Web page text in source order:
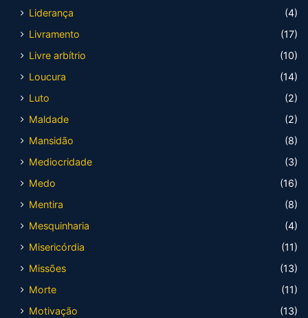
Liderança
(4)
Livramento
(17)
Livre arbítrio
(10)
Loucura
(14)
Luto
(2)
Maldade
(2)
Mansidão
(8)
Mediocridade
(3)
Medo
(16)
Mentira
(8)
Mesquinharia
(4)
Misericórdia
(11)
Missões
(13)
Morte
(11)
Motivação
(13)